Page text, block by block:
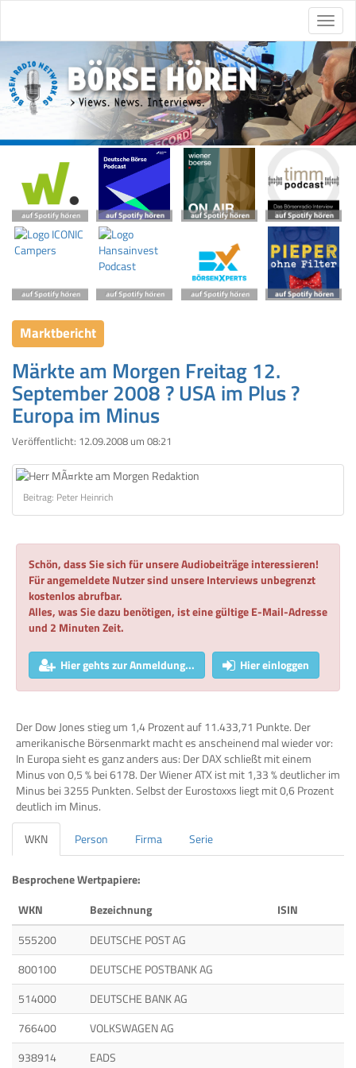
Marktbericht
Märkte am Morgen Freitag 12.
September 2008 ? USA im Plus ?
Europa im Minus
Veröffentlicht: 12.09.2008 um 08:21
Beitrag: Peter Heinrich
Schön, dass Sie sich für unsere Audiobeiträge interessieren!
Für angemeldete Nutzer sind unsere Interviews unbegrenzt
kostenlos abrufbar.
Alles, was Sie dazu benötigen, ist eine gültige E-Mail-Adresse
und 2 Minuten Zeit.
Hier gehts zur Anmeldung... Hier einloggen
Der Dow Jones stieg um 1,4 Prozent auf 11.433,71 Punkte. Der
amerikanische Börsenmarkt macht es anscheinend mal wieder vor:
In Europa sieht es ganz anders aus: Der DAX schließt mit einem
Minus von 0,5 % bei 6178. Der Wiener ATX ist mit 1,33 % deutlicher im
Minus bei 3255 Punkten. Selbst der Eurostoxxs liegt mit 0,6 Prozent
deutlich im Minus.
WKN
Person Firma Serie
Besprochene Wertpapiere:
WKN
Bezeichnung
ISIN
555200
DEUTSCHE POST AG
800100
DEUTSCHE POSTBANK AG
514000
DEUTSCHE BANK AG
766400
VOLKSWAGEN AG
938914
EADS